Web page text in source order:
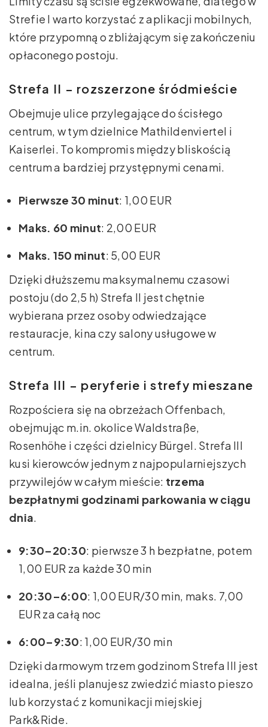
Strefie I warto korzystać z aplikacji mobilnych,
które przypomną o zbliżającym się zakończeniu
opłaconego postoju.
Strefa II – rozszerzone śródmieście
Obejmuje ulice przylegające do ścisłego
centrum, w tym dzielnice Mathildenviertel i
Kaiserlei. To kompromis między bliskością
centrum a bardziej przystępnymi cenami.
Pierwsze 30 minut: 1,00 EUR
Maks. 60 minut: 2,00 EUR
Maks. 150 minut: 5,00 EUR
Dzięki dłuższemu maksymalnemu czasowi
postoju (do 2,5 h) Strefa II jest chętnie
wybierana przez osoby odwiedzające
restauracje, kina czy salony usługowe w
centrum.
Strefa III – peryferie i strefy mieszane
Rozpościera się na obrzeżach Offenbach,
obejmując m.in. okolice Waldstraße,
Rosenhöhe i części dzielnicy Bürgel. Strefa III
kusi kierowców jednym z najpopularniejszych
przywilejów w całym mieście: trzema
bezpłatnymi godzinami parkowania w ciągu
dnia.
9:30–20:30: pierwsze 3 h bezpłatne, potem
1,00 EUR za każde 30 min
20:30–6:00: 1,00 EUR/30 min, maks. 7,00
EUR za całą noc
6:00–9:30: 1,00 EUR/30 min
Dzięki darmowym trzem godzinom Strefa III jest
idealna, jeśli planujesz zwiedzić miasto pieszo
lub korzystać z komunikacji miejskiej
Park&Ride.